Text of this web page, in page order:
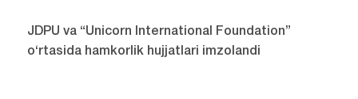
JDPU va “Unicorn International Foundation”
o‘rtasida hamkorlik hujjatlari imzolandi